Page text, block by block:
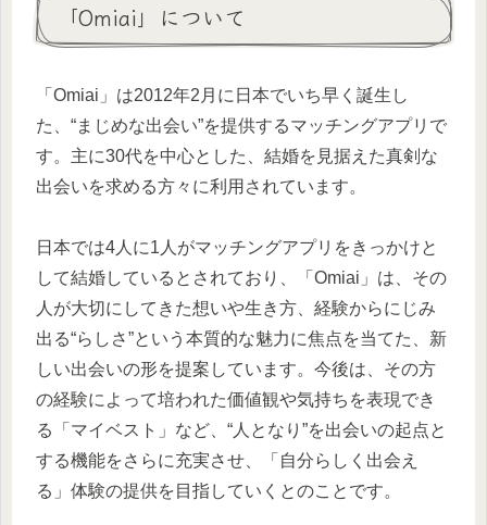
「Omiai」について
「Omiai」は2012年2月に日本でいち早く誕生し
た、“まじめな出会い”を提供するマッチングアプリで
す。主に30代を中心とした、結婚を見据えた真剣な
出会いを求める方々に利用されています。
日本では4人に1人がマッチングアプリをきっかけと
して結婚しているとされており、「Omiai」は、その
人が大切にしてきた想いや生き方、経験からにじみ
出る“らしさ”という本質的な魅力に焦点を当てた、新
しい出会いの形を提案しています。今後は、その方
の経験によって培われた価値観や気持ちを表現でき
る「マイベスト」など、“人となり”を出会いの起点と
する機能をさらに充実させ、「自分らしく出会え
る」体験の提供を目指していくとのことです。